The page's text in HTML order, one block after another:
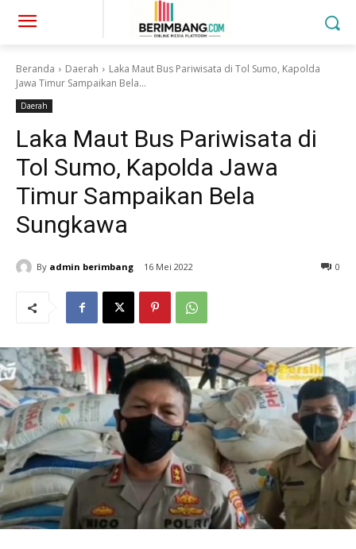
Beranda Daerah
Laka Maut Bus Pariwisata di Tol Sumo, Kapolda
Jawa Timur Sampaikan Bela...
Daerah
Laka Maut Bus Pariwisata di
Tol Sumo, Kapolda Jawa
Timur Sampaikan Bela
Sungkawa
By admin berimbang 16 Mei 2022 0